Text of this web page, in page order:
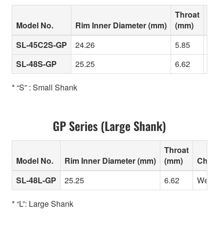
Model No. Rim Inner Diameter (mm)
Throat
(mm)
SL-45C2S-GP
24.26 5.85
SL-48S-GP
25.25 6.62
* “S” : Small Shank
GP Series (Large Shank)
Model No. Rim Inner Diameter (mm)
Throat
(mm)
SL-48L-GP
25.25 6.62 Well-
* “L”: Large Shank